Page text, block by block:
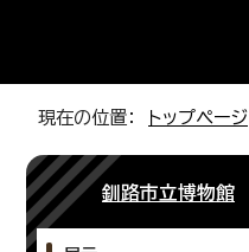
現在の位置： トップページ
釧路市立博物館